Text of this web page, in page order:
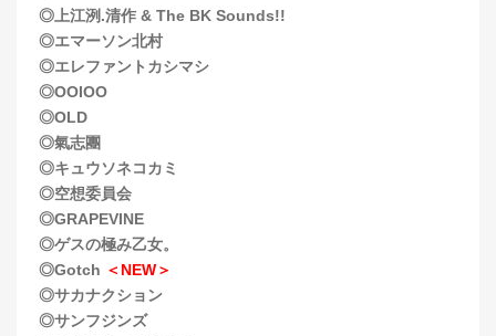
◎上江洌.清作 & The BK Sounds!!
◎エマーソン北村
◎エレファントカシマシ
◎OOIOO
◎OLD
◎氣志團
◎キュウソネコカミ
◎空想委員会
◎GRAPEVINE
◎ゲスの極み乙女。
◎Gotch ＜NEW＞
◎サカナクション
◎サンフジンズ